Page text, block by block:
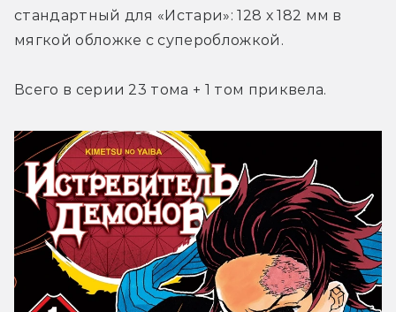
стандартный для «Истари»: 128 х 182 мм в
мягкой обложке c суперобложкой.
Всего в серии 23 тома + 1 том приквела.